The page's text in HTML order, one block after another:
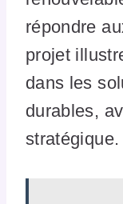
répondre
projet
dans les
durables,
stratégique.